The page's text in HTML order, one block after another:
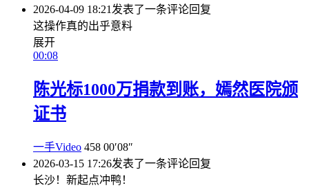
2026-04-09 18:21 发表了一条评论回复
这操作真的出乎意料
展开
00:08
陈光标1000万捐款到账，嫣然医院颁
证书
一手Video 458 00′08″
2026-03-15 17:26发表了一条评论回复
长沙！新起点冲鸭！